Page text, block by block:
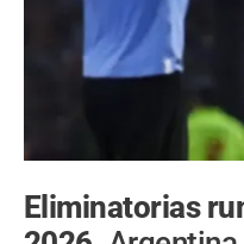
Eliminatorias